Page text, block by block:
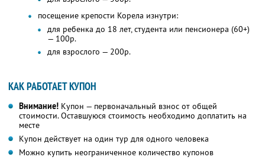
посещение крепости Корела изнутри:
для ребенка до 18 лет, студента или пенсионера (60+)
— 100р.
для взрослого — 200р.
КАК РАБОТАЕТ КУПОН
Внимание! Купон — первоначальный взнос от общей
стоимости. Оставшуюся стоимость необходимо доплатить на
месте
Купон действует на один тур для одного человека
Можно купить неограниченное количество купонов